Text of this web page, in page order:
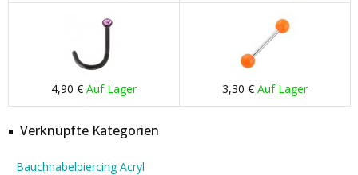
4,90 € Auf Lager 3,30 € Auf Lager
Verknüpfte Kategorien
Bauchnabelpiercing Acryl